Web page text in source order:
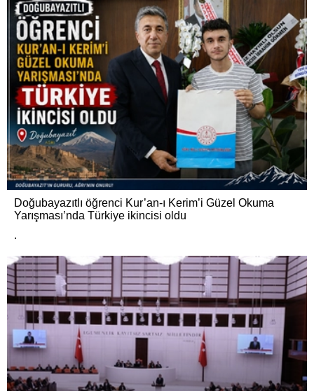
Doğubayazıtlı öğrenci Kur’an-ı Kerim’i Güzel Okuma
Yarışması’nda Türkiye ikincisi oldu
.